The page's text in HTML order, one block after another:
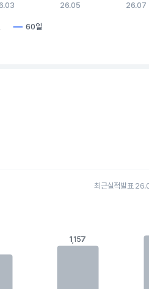
60일
26.05 26.07
최근실적발표
210.059 to 1412.97974.
1,157
1,157